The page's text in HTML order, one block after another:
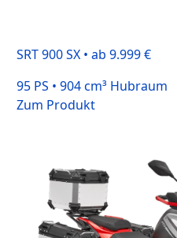
SRT 900 SX • ab 9.999 €
95 PS • 904 cm³ Hubraum
Zum Produkt